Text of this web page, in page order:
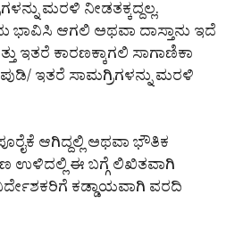
ಮರಳಿ ನೀಡತಕ್ಕದ್ದಲ್ಲ.
ಭಾವಿಸಿ ಆಗಲಿ ಅಥವಾ ದಾಸ್ತಾನು ಇದೆ
ಇತರೆ ಕಾರಣಕ್ಕಾಗಲಿ ಸಾಗಾಣಿಕಾ
ಇತರೆ ಸಾಮಗ್ರಿಗಳನ್ನು ಮರಳಿ
ಆಗಿದ್ದಲ್ಲಿ ಅಥವಾ ಭೌತಿಕ
ಉಳಿದಲ್ಲಿ ಈ ಬಗ್ಗೆ ಲಿಖಿತವಾಗಿ
ಕಡ್ಡಾಯವಾಗಿ ವರದಿ